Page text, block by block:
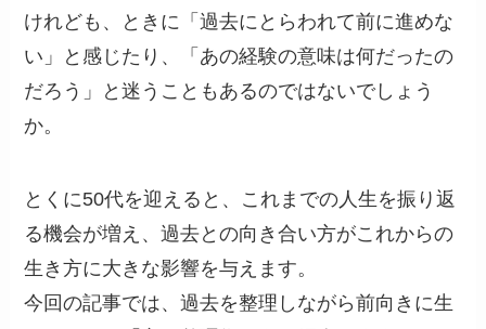
けれども、ときに「過去にとらわれて前に進めな
い」と感じたり、「あの経験の意味は何だったの
だろう」と迷うこともあるのではないでしょう
か。
とくに50代を迎えると、これまでの人生を振り返
る機会が増え、過去との向き合い方がこれからの
生き方に大きな影響を与えます。
今回の記事では、過去を整理しながら前向きに生